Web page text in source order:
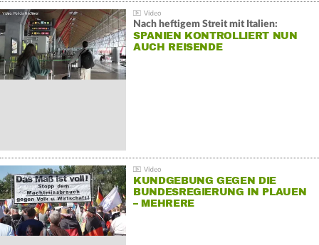
Nach heftigem Streit mit Italien:
SPANIEN KONTROLLIERT NUN
AUCH REISENDE
KUNDGEBUNG GEGEN DIE
BUNDESREGIERUNG IN PLAUEN
– MEHRERE